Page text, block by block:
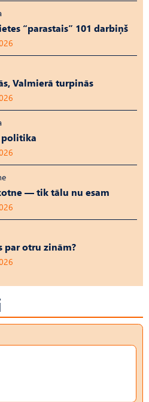
“parastais” 101 darbiņš
Valmierā turpinās
politika
— tik tālu nu esam
par otru zinām?